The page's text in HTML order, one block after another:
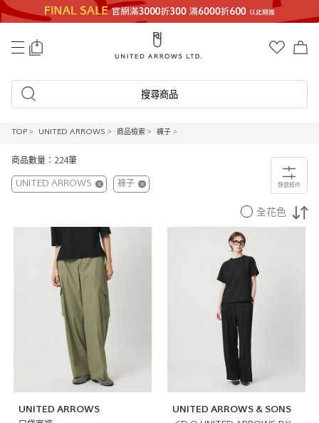
搜尋商品
TOP > UNITED ARROWS > 商品檢索 > 褲子 >
商品數量：224筆
篩選條件
UNITED ARROWS 褲子
全花色
UNITED ARROWS
UNITED ARROWS & SONS